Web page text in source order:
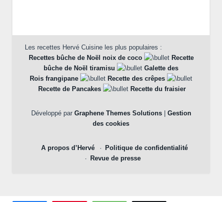
Les recettes Hervé Cuisine les plus populaires :
Recettes bûche de Noël noix de coco
Recette
bûche de Noël tiramisu
Galette des
Rois frangipane
Recette des crêpes
Recette de Pancakes
Recette du fraisier
Développé par Graphene Themes Solutions| Gestion
des cookies
A propos d’Hervé
Politique de confidentialité
Revue de presse